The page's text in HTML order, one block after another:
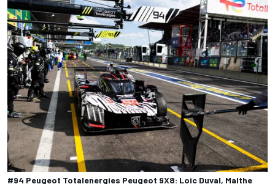
#94 Peugeot Totalenergies Peugeot 9X8: Loic Duval, Malthe